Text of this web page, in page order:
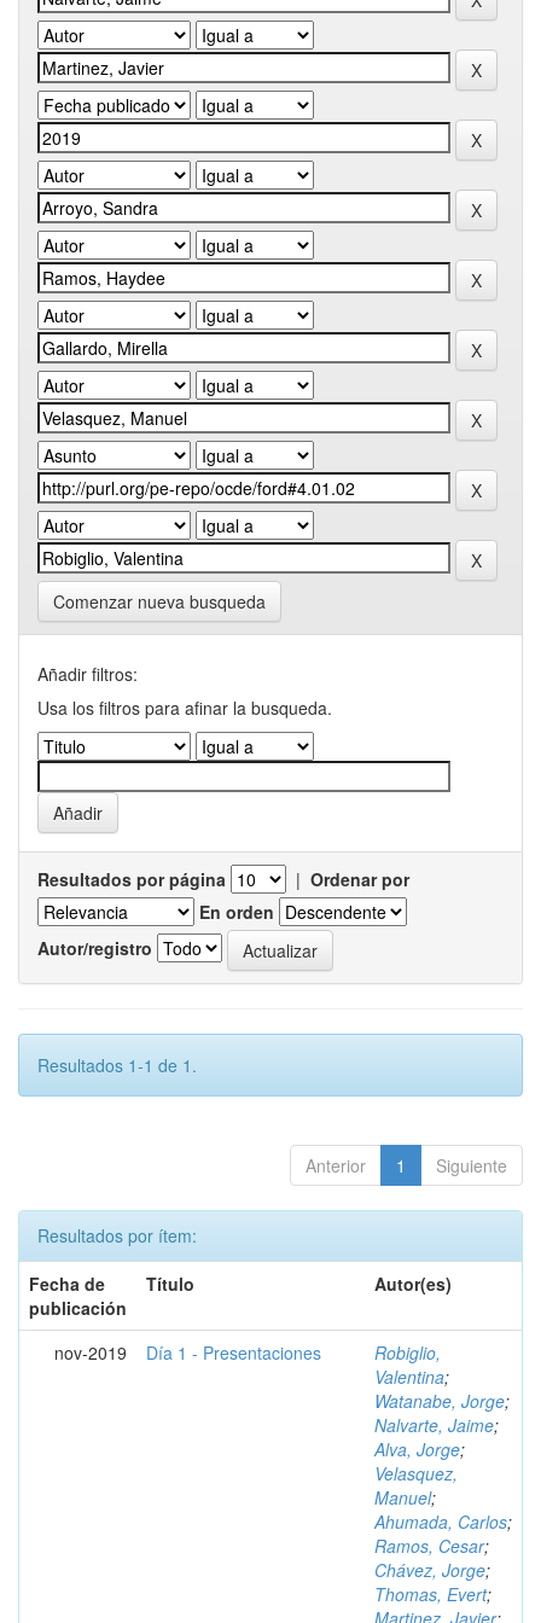
Comenzar nueva busqueda
Añadir filtros:
Usa los filtros para afinar la busqueda.
Resultados por página | Ordenar por
En orden
Autor/registro
Resultados 1-1 de 1.
Anterior 1 Siguiente
Resultados por ítem:
Fecha de
publicación
Título Autor(es)
nov-2019 Día 1 - Presentaciones
Robiglio,
Valentina;
Watanabe, Jorge;
Nalvarte, Jaime;
Alva, Jorge;
Velasquez,
Manuel;
Ahumada, Carlos;
Ramos, Cesar;
Chávez, Jorge;
Thomas, Evert;
Martinez, Javier;